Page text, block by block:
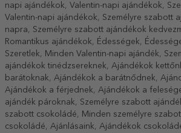
napi ajándékok, Valentin-napi ajándékok,
Valentin-napi ajándékok, Személyre szabott
napra, Személyre szabott ajándékok
Romantikus ajándékok, Édességek,
Szeretlek, Minden Valentin-napi ajándék,
ajándékok tinédzsereknek, Ajándékok
barátoknak, Ajándékok a barátnődnek,
Ajándékok a férjednek, Ajándékok a
ajándék pároknak, Személyre szabott
szabott csokoládé, Minden személyre
csokoládé, Ajánlásaink, Ajándékok